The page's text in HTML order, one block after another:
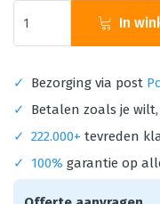
In
✓ Bezorging via post
✓
Betalen zoals je wilt,
✓ 222.000+ tevreden
✓
100% garantie op